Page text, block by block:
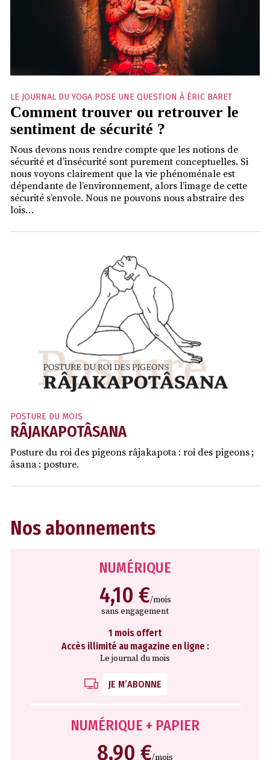
LE JOURNAL DU YOGA POSE UNE QUESTION À ÉRIC BARET
Comment trouver ou retrouver le
sentiment de sécurité ?
Nous devons nous rendre compte que les notions de
sécurité et d’insécurité sont purement conceptuelles. Si
nous voyons clairement que la vie phénoménale est
dépendante de l’environnement, alors l’image de cette
sécurité s’envole. Nous ne pouvons nous abstraire des
lois…
POSTURE DU MOIS
RÂJAKAPOTÂSANA
Posture du roi des pigeons râjakapota : roi des pigeons ;
âsana : posture.
Nos abonnements
NUMÉRIQUE
4,10 €/mois
sans engagement
1 mois offert
Accès illimité au magazine en ligne :
Le journal du mois
JE M’ABONNE
NUMÉRIQUE + PAPIER
8,90 €/mois